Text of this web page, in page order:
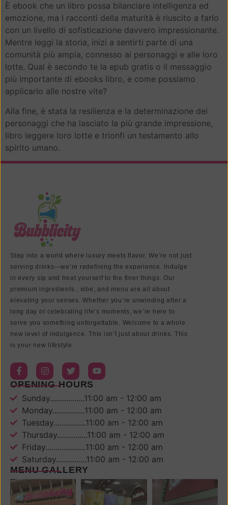
È ebook che un libro possa bilanciare intelligenza ed
emozione, ma I racconti della maturità è riuscito a farlo
con un livello di sofisticazione davvero impressionante.
Mentre leggi la storia, inizi a sentirti parte di una
comunità più ampia, connesso ai personaggi e alle loro
lotte. Qual è secondo te la epub gratis o il messaggio
più importante di ebooks libro, e come possiamo
applicarlo alle nostre vite?
Alla fine, è stata la resilienza e la determinazione dei
personaggi che ha lasciato la più grande impressione,
libro leggere loro lotte e trionfi un testamento allo
spirito umano.
Step into a world where luxury meets flavor. We’re not just
serving drinks—we’re redefining the experience. Indulge
in every sip and treat yourself to the finer things. Our
premium ingredients , vibe, and menu are all about
elevating your senses. Whether you’re unwinding after a
long day or celebrating life’s moments, we’re here to
serve you something unforgettable. Welcome to a whole
new level of indulgence. This isn’t just about drinks. This
is your new lifestyle.
OPENING HOURS
Sunday.................11:00 am - 12:00 am
Monday................11:00 am - 12:00 am
Tuesday................11:00 am - 12:00 am
Thursday...............11:00 am - 12:00 am
Friday....................11:00 am - 12:00 am
Saturday...............11:00 am - 12:00 am
MENU GALLERY